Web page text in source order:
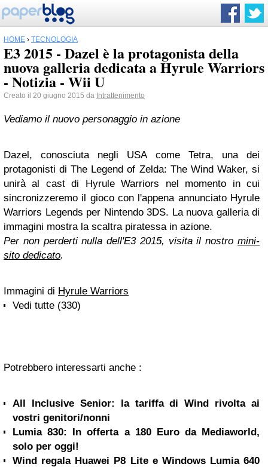
HOME › TECNOLOGIA
E3 2015 - Dazel è la protagonista della
nuova galleria dedicata a Hyrule Warriors
- Notizia - Wii U
Creato il 20 giugno 2015 da Intrattenimento
Vediamo il nuovo personaggio in azione
Dazel, conosciuta negli USA come Tetra, una dei
protagonisti di The Legend of Zelda: The Wind Waker, si
unirà al cast di Hyrule Warriors nel momento in cui
sincronizzeremo il gioco con l'appena annunciato Hyrule
Warriors Legends per Nintendo 3DS. La nuova galleria di
immagini mostra la scaltra piratessa in azione.
Per non perderti nulla dell'E3 2015, visita il nostro mini-
sito dedicato.
Immagini di Hyrule Warriors
Vedi tutte (330)
Potrebbero interessarti anche :
All Inclusive Senior: la tariffa di Wind rivolta ai
vostri genitori/nonni
Lumia 830: In offerta a 180 Euro da Mediaworld,
solo per oggi!
Wind regala Huawei P8 Lite e Windows Lumia 640